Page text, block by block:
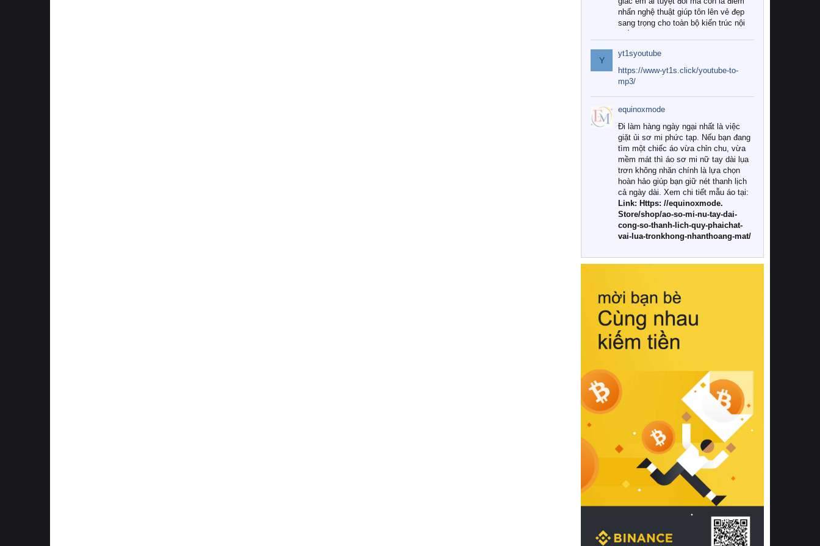
nhấn nghệ thuật giúp tôn lên vẻ đẹp
sang trọng cho toàn bộ kiến trúc nội
Tuy nhiên, giữa thị trường đa dạng
với vô vàn thương hiệu và mẫu mã
như hiện nay, làm thế nào để chọn
được những bộ chăn ga gối đệm cao
cấp thực sự chất lượng, phù hợp với
khí hậu và nhu cầu sử dụng của gia
đình? Hãy cùng chúng tôi đi tìm lời
giải đáp chi tiết qua bài viết dưới đây.
1. Tại sao các gia đình hiện đại lại ưa
chuộng chăn ga gối đệm cao cấp?
Khác với các dòng sản phẩm thông
thường, những bộ chăn ga gối đệm
cao cấp trải qua quy trình sản xuất
nghiêm ngặt từ khâu chọn lọc nguyên
liệu tự nhiên đến công nghệ dệt
nhuộm hiện đại không chứa hóa chất
này, bạn sẽ cảm nhận rõ rệt sự khác
hồi chuẩn xác của phần đệm nâng đỡ
cột sống.
Bên cạnh đó, việc lựa chọn các dòng
sản phẩm đạt chuẩn chất lượng quốc
tế còn giúp ngăn ngừa tình trạng kích
khuẩn và nấm mốc trong điều kiện
thời tiết nóng ẩm. Bạn có thể tìm hiểu
thêm các nghiên cứu khoa học về tác
động của giấc ngủ và môi trường
phòng ngủ đối với sức khỏe con
người tại Sleep Foundation (External
Link) để có cái nhìn toàn diện hơn.
2. Các tiêu chí vàng khi lựa chọn
chăn ga gối đệm cao cấp cho phòng
ngủ
Để sở hữu một bộ chăn ga gối đệm
cao cấp hoàn hảo cả về thẩm mỹ lẫn
công năng, người tiêu dùng cần cân
nhắc kỹ lưỡng các tiêu chí quan trọng
Y
yt1syoutube
https://www-yt1s.click/youtube-to-
mp3/
equinoxmode
Đi làm hàng ngày ngại nhất là việc
giặt ủi sơ mi phức tạp. Nếu bạn đang
tìm một chiếc áo vừa chỉn chu, vừa
mềm mát thì áo sơ mi nữ tay dài lụa
trơn không nhăn chính là lựa chọn
hoàn hảo giúp bạn giữ nét thanh lịch
cả ngày dài. Xem chi tiết mẫu áo tại:
Link: Https: //equinoxmode.
Store/shop/ao-so-mi-nu-tay-dai-
cong-so-thanh-lich-quy-phaichat-
vai-lua-tronkhong-nhanthoang-mat/